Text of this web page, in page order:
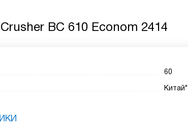
BC 610 Econom 2414
60
Китай*